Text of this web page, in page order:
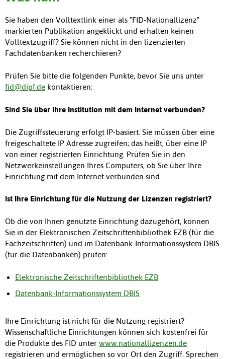
Sie haben den Volltextlink einer als "FID-Nationallizenz"
markierten Publikation angeklickt und erhalten keinen
Volltextzugriff? Sie können nicht in den lizenzierten
Fachdatenbanken recherchieren?
Prüfen Sie bitte die folgenden Punkte, bevor Sie uns unter
fid@dipf.de kontaktieren:
Sind Sie über Ihre Institution mit dem Internet verbunden?
Die Zugriffssteuerung erfolgt IP-basiert. Sie müssen über eine
freigeschaltete IP Adresse zugreifen; das heißt, über eine IP
von einer registrierten Einrichtung. Prüfen Sie in den
Netzwerkeinstellungen Ihres Computers, ob Sie über Ihre
Einrichtung mit dem Internet verbunden sind.
Ist Ihre Einrichtung für die Nutzung der Lizenzen registriert?
Ob die von Ihnen genutzte Einrichtung dazugehört, können
Sie in der Elektronischen Zeitschriftenbibliothek EZB (für die
Fachzeitschriften) und im Datenbank-Informationssystem DBIS
(für die Datenbanken) prüfen:
Elektronische Zeitschriftenbibliothek EZB
Datenbank-Informationssystem DBIS
Ihre Einrichtung ist nicht für die Nutzung registriert?
Wissenschaftliche Einrichtungen können sich kostenfrei für
die Produkte des FID unter www.nationallizenzen.de
registrieren und ermöglichen so vor Ort den Zugriff. Sprechen